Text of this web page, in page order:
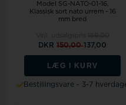
Model SG-NATO-01-16
Klassisk sort nato urrem - 16
mm bred
DKR150,00137,00
LÆG I KURV
Bestillingsvare - 3-7